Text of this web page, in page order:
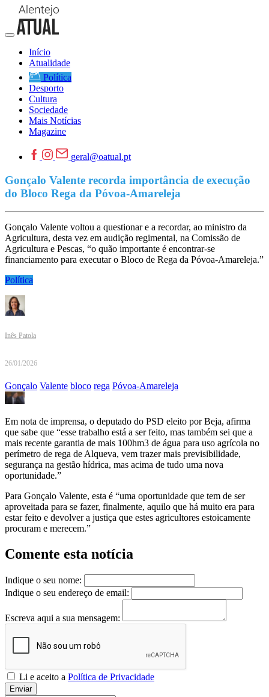
Início
Atualidade
Política
Desporto
Cultura
Sociedade
Mais Notícias
Magazine
geral@oatual.pt
Gonçalo Valente recorda importância de execução
do Bloco Rega da Póvoa-Amareleja
Gonçalo Valente voltou a questionar e a recordar, ao ministro da
Agricultura, desta vez em audição regimental, na Comissão de
Agricultura e Pescas, “o quão importante é encontrar-se
financiamento para executar o Bloco de Rega da Póvoa-Amareleja.”
Política
Inês Patola
26/01/2026
Gonçalo Valente bloco rega Póvoa-Amareleja
Em nota de imprensa, o deputado do PSD eleito por Beja, afirma
que sabe que “esse trabalho está a ser feito, mas também sei que a
mais recente garantia de mais 100hm3 de água para uso agrícola no
perímetro de rega de Alqueva, vem trazer mais previsibilidade,
segurança na gestão hídrica, mas acima de tudo uma nova
oportunidade.”
Para Gonçalo Valente, esta é “uma oportunidade que tem de ser
aproveitada para se fazer, finalmente, aquilo que há muito era para
estar feito e devolver a justiça que estes agricultores estoicamente
procuram e merecem.”
Comente esta notícia
Indique o seu nome:
Indique o seu endereço de email:
Escreva aqui a sua mensagem:
Li e aceito a Política de Privacidade
Enviar